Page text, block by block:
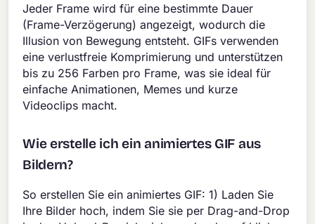
Jeder Frame wird für eine bestimmte Dauer
(Frame-Verzögerung) angezeigt, wodurch die
Illusion von Bewegung entsteht. GIFs verwenden
eine verlustfreie Komprimierung und unterstützen
bis zu 256 Farben pro Frame, was sie ideal für
einfache Animationen, Memes und kurze
Videoclips macht.
Wie erstelle ich ein animiertes GIF aus
Bildern?
So erstellen Sie ein animiertes GIF: 1) Laden Sie
Ihre Bilder hoch, indem Sie sie per Drag-and-Drop